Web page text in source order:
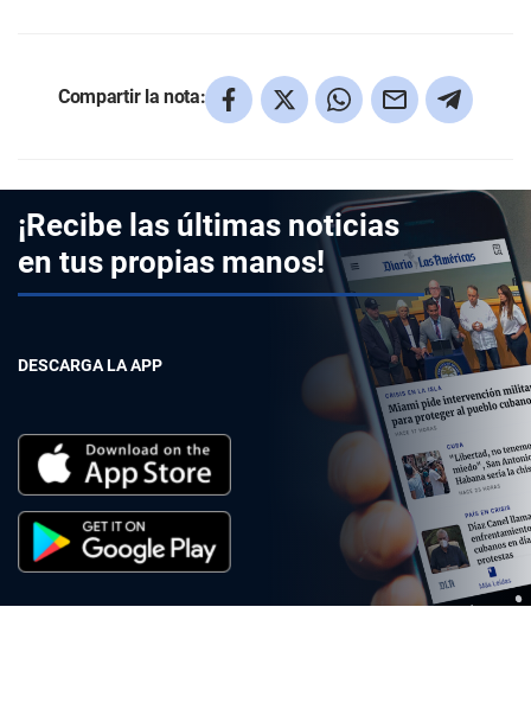
Compartir la nota:
¡Recibe las últimas noticias
en tus propias manos!
DESCARGA LA APP